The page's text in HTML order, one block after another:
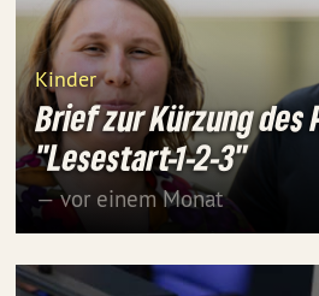
Kinder
Brief zur Kürzung des
"Lesestart-1-2-3"
— vor einem Monat